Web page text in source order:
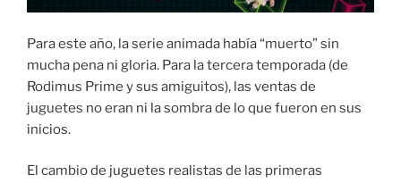
Para este año, la serie animada había “muerto” sin
mucha pena ni gloria. Para la tercera temporada (de
Rodimus Prime y sus amiguitos), las ventas de
juguetes no eran ni la sombra de lo que fueron en sus
inicios.
El cambio de juguetes realistas de las primeras